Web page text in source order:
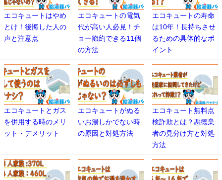
エコキュートはやめ
とけ！後悔した人の
声と注意点
エコキュートの電気
代が高い人必見！チ
ョー節約できる11個
の方法
エコキュートの寿命
は10年！長持ちさせ
るための具体的なポ
イント
エコキュートとガス
を併用する時のメリ
ット・デメリット
エコキュートがぬる
いお湯しかでない時
の原因と対処方法
エコキュート無料点
検詐欺とは？悪徳業
者の見分け方と対処
方法